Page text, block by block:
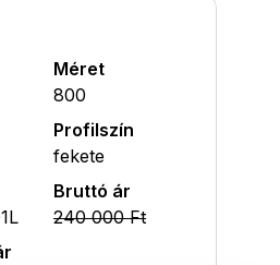
Méret
800
Profilszín
fekete
Bruttó ár
240 000 Ft